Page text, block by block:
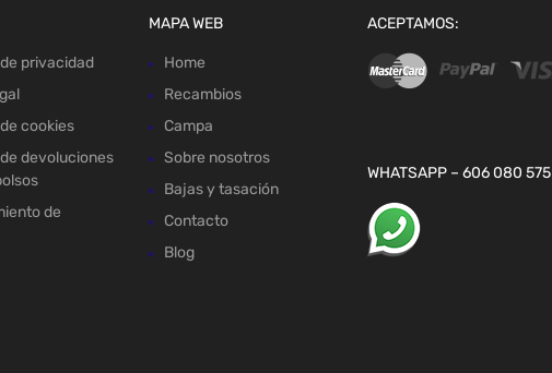
privacidad
cookies
devoluciones
de
MAPA WEB
Home
Recambios
Campa
Sobre nosotros
Bajas y tasación
Contacto
Blog
ACEPTAMOS:
WHATSAPP – 606 080 575